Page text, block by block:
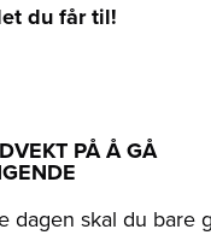
du får til!
PÅ Å GÅ
dagen skal du bare